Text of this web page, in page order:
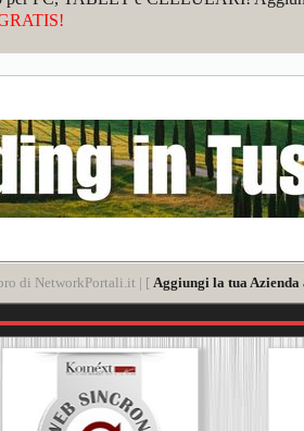
di NetworkPortali.it | [ Aggiungi la tua